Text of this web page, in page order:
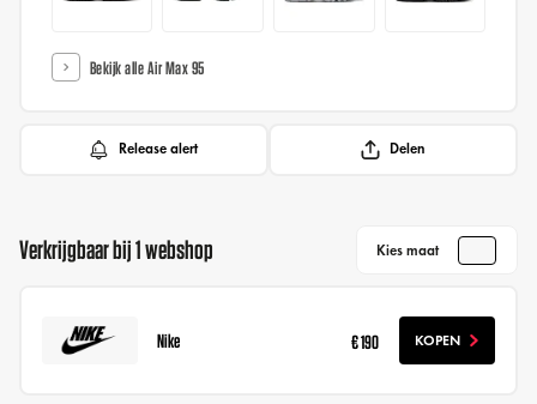
Bekijk alle Air Max 95
Release alert Delen
Verkrijgbaar bij 1 webshop Kies maat
Nike € 190 KOPEN